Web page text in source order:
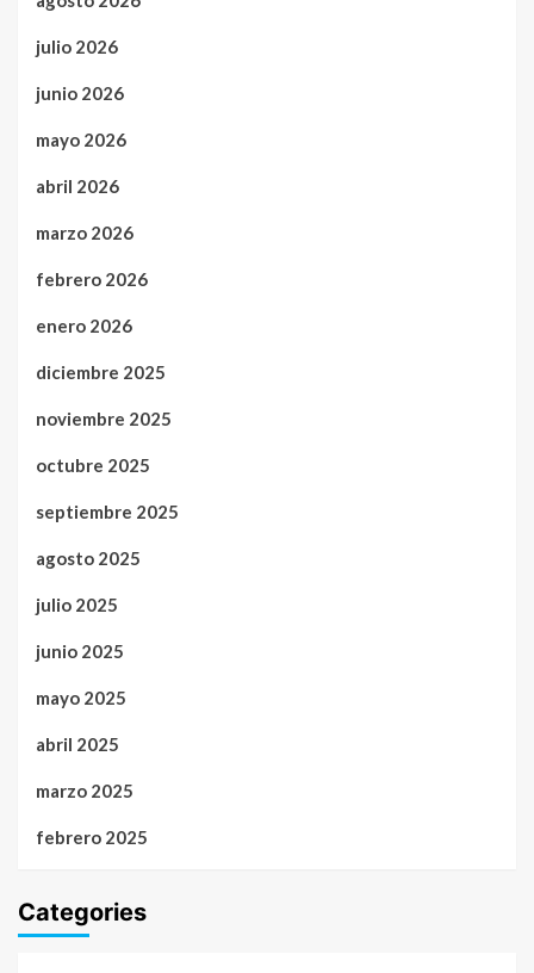
julio 2026
junio 2026
mayo 2026
abril 2026
marzo 2026
febrero 2026
enero 2026
diciembre 2025
noviembre 2025
octubre 2025
septiembre 2025
agosto 2025
julio 2025
junio 2025
mayo 2025
abril 2025
marzo 2025
febrero 2025
Categories